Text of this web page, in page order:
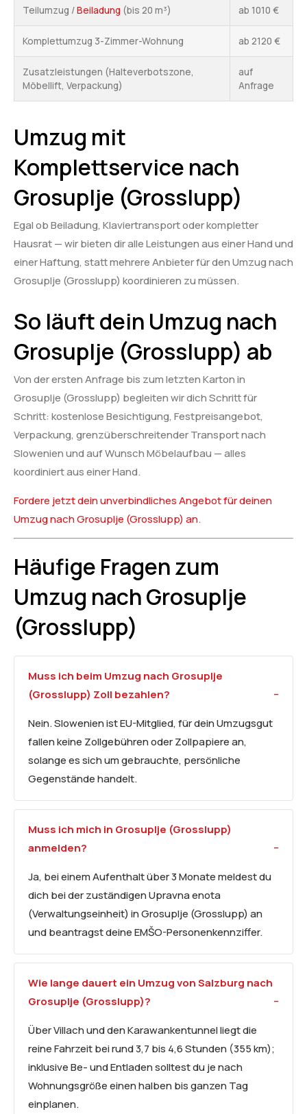
Teilumzug /Beiladung (bis 20 m³) ab 1010 €
Komplettumzug 3-Zimmer-Wohnung ab 2120 €
Zusatzleistungen (Halteverbotszone,
Möbellift, Verpackung)
auf
Anfrage
Umzug mit
Komplettservice nach
Grosuplje (Grosslupp)
Egal ob Beiladung, Klaviertransport oder kompletter
Hausrat — wir bieten dir alle Leistungen aus einer Hand und
einer Haftung, statt mehrere Anbieter für den Umzug nach
Grosuplje (Grosslupp) koordinieren zu müssen.
So läuft dein Umzug nach
Grosuplje (Grosslupp) ab
Von der ersten Anfrage bis zum letzten Karton in
Grosuplje (Grosslupp) begleiten wir dich Schritt für
Schritt: kostenlose Besichtigung, Festpreisangebot,
Verpackung, grenzüberschreitender Transport nach
Slowenien und auf Wunsch Möbelaufbau — alles
koordiniert aus einer Hand.
Fordere jetzt dein unverbindliches Angebot für deinen
Umzug nach Grosuplje (Grosslupp) an.
Häufige Fragen zum
Umzug nach Grosuplje
(Grosslupp)
Muss ich beim Umzug nach Grosuplje
(Grosslupp) Zoll bezahlen?
Nein. Slowenien ist EU-Mitglied, für dein Umzugsgut
fallen keine Zollgebühren oder Zollpapiere an,
solange es sich um gebrauchte, persönliche
Gegenstände handelt.
Muss ich mich in Grosuplje (Grosslupp)
anmelden?
Ja, bei einem Aufenthalt über 3 Monate meldest du
dich bei der zuständigen Upravna enota
(Verwaltungseinheit) in Grosuplje (Grosslupp) an
und beantragst deine EMŠO-Personenkennziffer.
Wie lange dauert ein Umzug von Salzburg nach
Grosuplje (Grosslupp)?
Über Villach und den Karawankentunnel liegt die
reine Fahrzeit bei rund 3,7 bis 4,6 Stunden (355 km);
inklusive Be- und Entladen solltest du je nach
Wohnungsgröße einen halben bis ganzen Tag
einplanen.